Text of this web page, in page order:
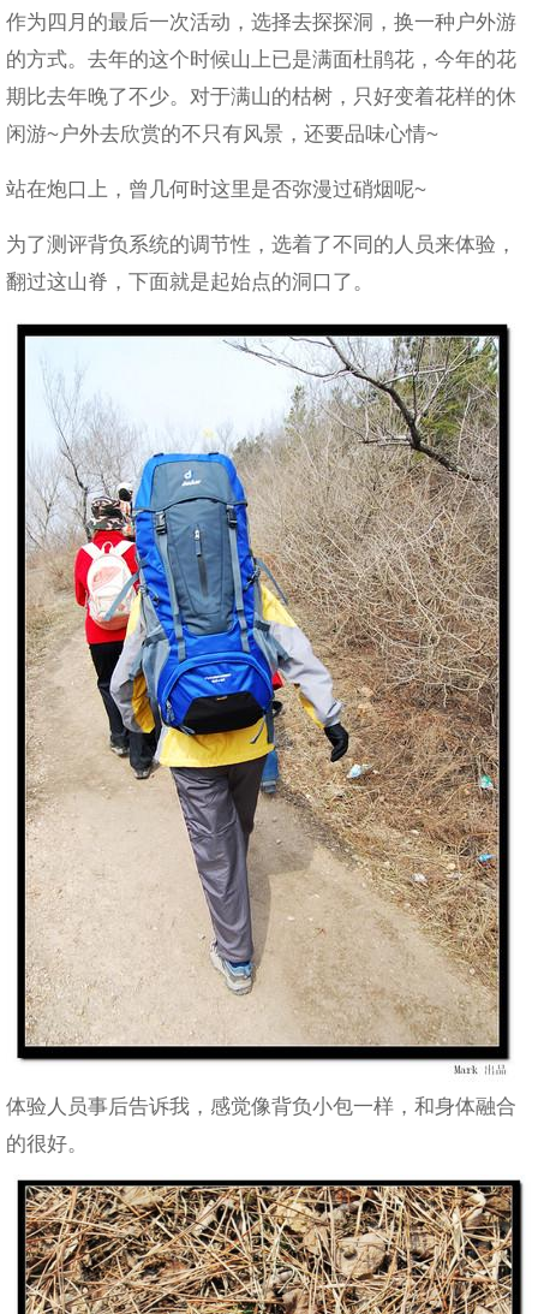
作为四月的最后一次活动，选择去探探洞，换一种户外游
的方式。去年的这个时候山上已是满面杜鹃花，今年的花
期比去年晚了不少。对于满山的枯树，只好变着花样的休
闲游~户外去欣赏的不只有风景，还要品味心情~
站在炮口上，曾几何时这里是否弥漫过硝烟呢~
为了测评背负系统的调节性，选着了不同的人员来体验，
翻过这山脊，下面就是起始点的洞口了。
体验人员事后告诉我，感觉像背负小包一样，和身体融合
的很好。